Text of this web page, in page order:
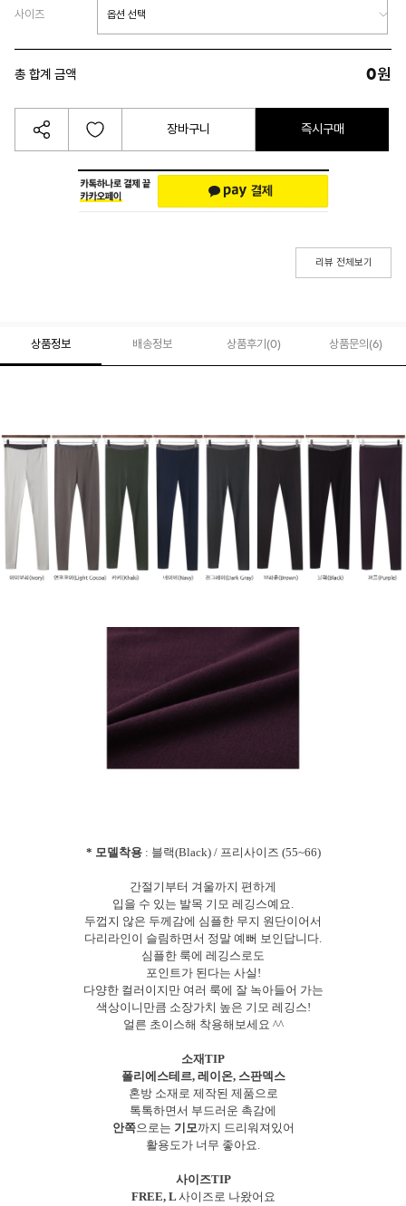
사이즈
총 합계 금액 0원
장바구니 즉시구매
리뷰 전체보기
상품정보 배송정보 상품후기(0) 상품문의 (6)
* 모델착용: 블랙(Black) / 프리사이즈 (55~66)
간절기부터 겨울까지 편하게
입을 수 있는 발목 기모 레깅스예요.
두껍지 않은 두께감에 심플한 무지 원단이어서
다리라인이 슬림하면서 정말 예뻐 보인답니다.
심플한 룩에 레깅스로도
포인트가 된다는 사실!
다양한 컬러이지만 여러 룩에 잘 녹아들어 가는
색상이니만큼 소장가치 높은 기모 레깅스!
얼른 초이스해 착용해보세요 ^^
소재TIP
폴리에스테르, 레이온, 스판덱스
혼방 소재로 제작된 제품으로
톡톡하면서 부드러운 촉감에
안쪽으로는 기모까지 드리워져있어
활용도가 너무 좋아요.
사이즈TIP
FREE, L 사이즈로 나왔어요